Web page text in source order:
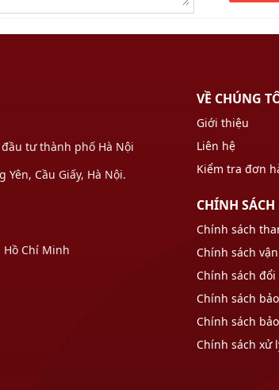
đầu tư thành phố Hà Nội
Yên, Cầu Giấy, Hà Nội.
Hồ Chí Minh
VỀ CHÚNG
Giới thiệu
Liên hệ
Kiểm tra đơn
CHÍNH SÁCH
Chính sách
Chính sách
Chính sách
Chính sách
Chính sách
Chính sách xử